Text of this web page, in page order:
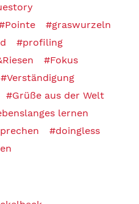
#graswurzeln
#profiling
#Fokus
#Verständigung
#Grüße aus der Welt
lernen
#doingless